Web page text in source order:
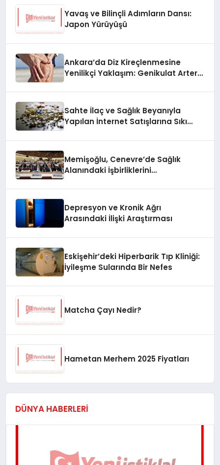
ANKARA’DA GÜZELLİK VE MODA GÜNÜ
‘Burak Budak başarılı radyo
arasında yerini aldı’
”İsmet Uraş” yeni şarkısı ”Anlasana”
Serap Zincir’le kutladı!
Brand Week Istanbul’un onur konuğu
Demet Akbağ olacak
Nurgül Yeşilçay Kanyon’da
Yavaş ve Bilinçli Adımların Dansı:
Japon Yürüyüşü
Ankara’da Diz Kireçlenmesine
Yenilikçi Yaklaşım: Genikulat Arter
Embolizasyonu
Sahte İlaç ve Sağlık Beyanıyla
Yapılan İnternet Satışlarına Sıkı
Memişoğlu, Cenevre’de Sağlık
Alanındaki İşbirliklerini
Güçlendiriyor
Depresyon ve Kronik Ağrı
Arasındaki İlişki Araştırması
Eskişehir’deki Hiperbarik Tıp Kliniği:
İyileşme Sularında Bir Nefes
Matcha Çayı Nedir?
Hametan Merhem 2025 Fiyatları
DÜNYA HABERLERİ